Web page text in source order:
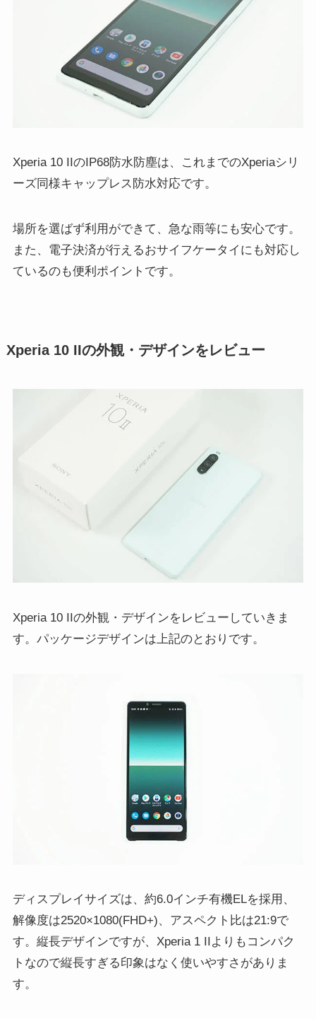
Xperia 10 IIのIP68防水防塵は、これまでのXperiaシリ
ーズ同様キャップレス防水対応です。
場所を選ばず利用ができて、急な雨等にも安心です。
また、電子決済が行えるおサイフケータイにも対応し
ているのも便利ポイントです。
Xperia 10 IIの外観・デザインをレビュー
Xperia 10 IIの外観・デザインをレビューしていきま
す。パッケージデザインは上記のとおりです。
ディスプレイサイズは、約6.0インチ有機ELを採用、
解像度は2520×1080(FHD+)、アスペクト比は21:9で
す。縦長デザインですが、Xperia 1 IIよりもコンパク
トなので縦長すぎる印象はなく使いやすさがありま
す。